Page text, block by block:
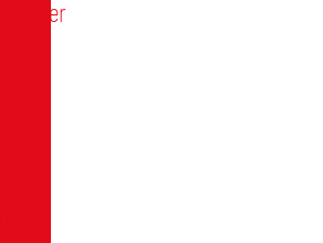
Ratinger